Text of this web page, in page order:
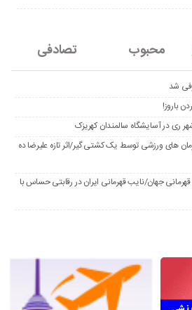
محبوب تصادفی
شد
باروز!
ری در آسایشگاه سالمندان کهریزک
های ورزشی توسط یک کشتی گیر/اثر تازه علیرضا ده
جهان/نایب قهرمانی ایران در رقابتی حساس با